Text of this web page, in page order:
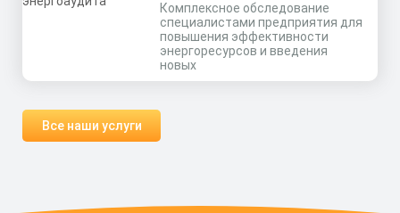
Комплексное обследование
специалистами предприятия для
повышения эффективности
энергоресурсов и введения
новых
Все наши услуги